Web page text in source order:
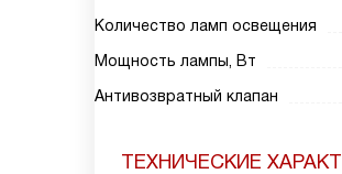
Количество ламп освещения
Мощность лампы, Вт
Антивозвратный клапан
ТЕХНИЧЕСКИЕ